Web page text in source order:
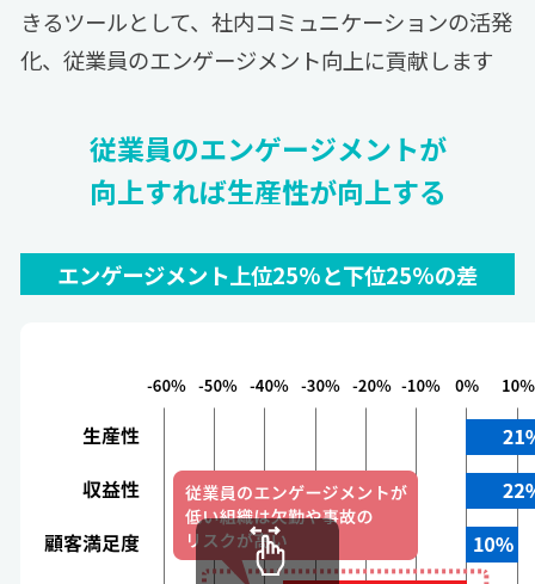
きるツールとして、社内コミュニケーションの活発
化、従業員のエンゲージメント向上に貢献します
従業員のエンゲージメントが
向上すれば生産性が向上する
エンゲージメント上位25%と下位25%の差